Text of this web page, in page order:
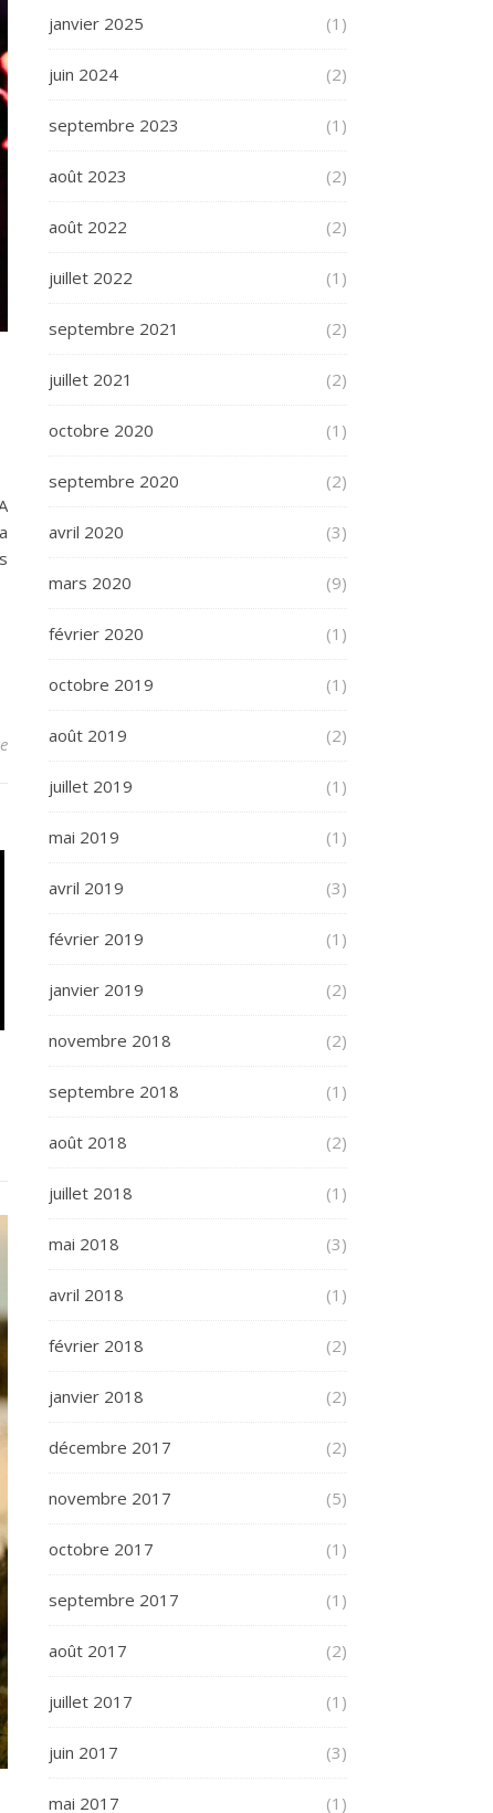
janvier 2025 (1)
juin 2024 (2)
septembre 2023 (1)
août 2023 (2)
août 2022 (2)
juillet 2022 (1)
septembre 2021 (2)
juillet 2021 (2)
octobre 2020 (1)
septembre 2020 (2)
avril 2020 (3)
mars 2020 (9)
février 2020 (1)
octobre 2019 (1)
août 2019 (2)
juillet 2019 (1)
mai 2019 (1)
avril 2019 (3)
février 2019 (1)
janvier 2019 (2)
novembre 2018 (2)
septembre 2018 (1)
août 2018 (2)
juillet 2018 (1)
mai 2018 (3)
avril 2018 (1)
février 2018 (2)
janvier 2018 (2)
décembre 2017 (2)
novembre 2017 (5)
octobre 2017 (1)
septembre 2017 (1)
août 2017 (2)
juillet 2017 (1)
juin 2017 (3)
mai 2017 (1)